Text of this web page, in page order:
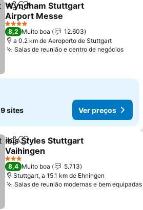
PartilharAdicionar aos favoritos
Wyndham Stuttgart
Airport Messe
4 Estrelas
8,2 Muito boa
12.603
a 0.2 km de Aeroporto de Stuttgart
Salas de reunião e centro de negócios
9 sites Ver preços
PartilharAdicionar aos favoritos
ibis Styles Stuttgart
Vaihingen
3 Estrelas
8,4 Muito boa
5.713
Stuttgart, a 15.1 km de Ehningen
Salas de reunião modernas e bem equipadas